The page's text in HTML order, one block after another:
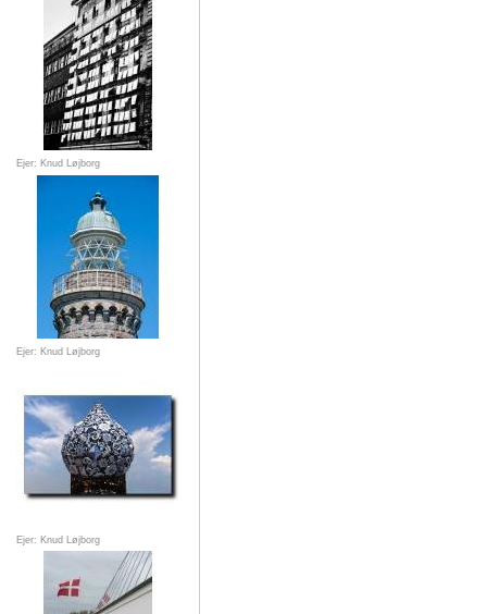
Ejer: Knud Løjborg
Ejer: Knud Løjborg
Ejer: Knud Løjborg